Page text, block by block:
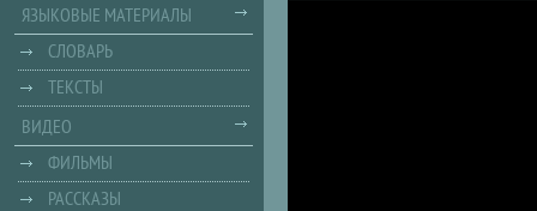
ЯЗЫКОВЫЕ МАТЕРИАЛЫ
СЛОВАРЬ
ТЕКСТЫ
ВИДЕО
ФИЛЬМЫ
РАССКАЗЫ